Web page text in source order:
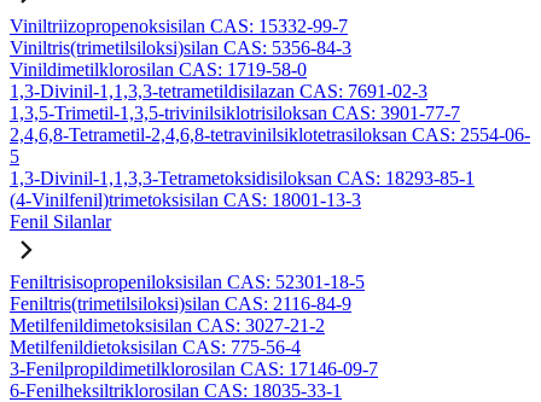
Viniltriizopropenoksisilan CAS: 15332-99-7
Viniltris(trimetilsiloksi)silan CAS: 5356-84-3
Vinildimetilklorosilan CAS: 1719-58-0
1,3-Divinil-1,1,3,3-tetrametildisilazan CAS: 7691-02-3
1,3,5-Trimetil-1,3,5-trivinilsiklotrisiloksan CAS: 3901-77-7
2,4,6,8-Tetrametil-2,4,6,8-tetravinilsiklotetrasiloksan CAS: 2554-06-
5
1,3-Divinil-1,1,3,3-Tetrametoksidisiloksan CAS: 18293-85-1
(4-Vinilfenil)trimetoksisilan CAS: 18001-13-3
Fenil Silanlar
Feniltrisisopropeniloksisilan CAS: 52301-18-5
Feniltris(trimetilsiloksi)silan CAS: 2116-84-9
Metilfenildimetoksisilan CAS: 3027-21-2
Metilfenildietoksisilan CAS: 775-56-4
3-Fenilpropildimetilklorosilan CAS: 17146-09-7
6-Fenilheksiltriklorosilan CAS: 18035-33-1